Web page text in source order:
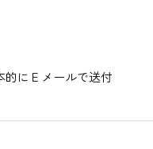
にＥメールで送付